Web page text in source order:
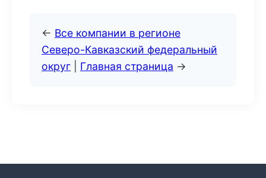
← Все компании в регионе
Северо-Кавказский федеральный
округ
Главная страница →